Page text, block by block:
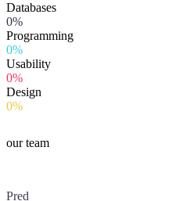
Databases
0%
Programming
0%
Usability
0%
Design
0%
our team
Pred